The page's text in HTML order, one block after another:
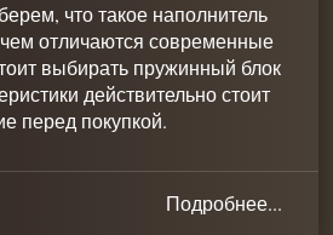
что такое наполнитель
отличаются современные
выбирать пружинный блок
действительно стоит
перед покупкой.
Подробнее...